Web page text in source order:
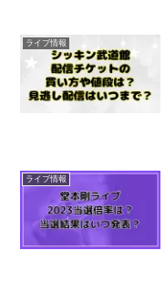
ライブ情報
ライブ情報